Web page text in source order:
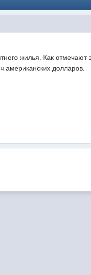
жилья. Как
американских долларов.